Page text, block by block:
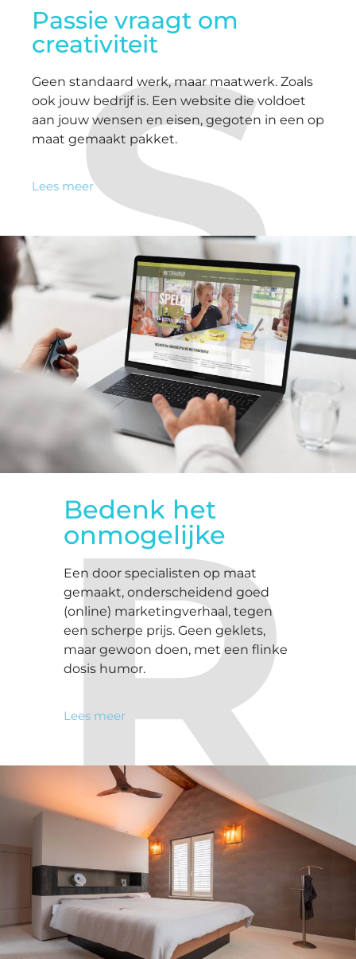
Passie vraagt om
creativiteit
Geen standaard werk, maar maatwerk. Zoals
ook jouw bedrijf is. Een website die voldoet
aan jouw wensen en eisen, gegoten in een op
maat gemaakt pakket.
Lees meerS
Bedenk het
onmogelijke
Een door specialisten op maat
gemaakt, onderscheidend goed
(online) marketingverhaal, tegen
een scherpe prijs. Geen geklets,
maar gewoon doen, met een flinke
dosis humor.
Lees meer
R